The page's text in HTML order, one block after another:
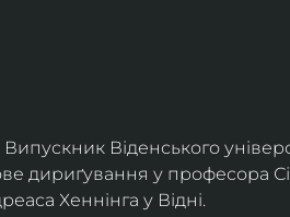
Віденського
дириґування у професора
Хеннінга у Відні.